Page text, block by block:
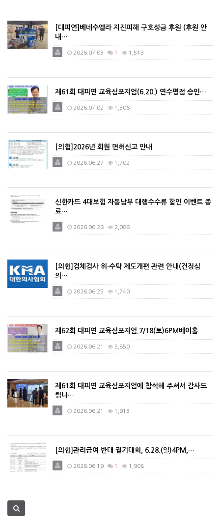
[대피연]베네수엘라 지진피해 구호성금 후원 (후원 안
내…
2026.07.03 1 1,513
제61회 대피연 교육심포지엄(6.20.) 연수평점 승인…
2026.07.02 1,506
[의협]2026년 회원 면허신고 안내
2026.06.27 1,702
신한카드 4대보험 자동납부 대행수수류 할인 이벤트 종
료…
2026.06.26 2,086
[의협]검체검사 위·수탁 제도개편 관련 안내(건정심
의…
2026.06.25 1,740
제62회 대피연 교육심포지엄.7/18(토)6PM베어홀
2026.06.21 3,850
제61회 대피연 교육심포지엄에 참석해 주셔서 감사드
립니…
2026.06.21 1,913
[의협]관리급여 반대 궐기대회, 6.28.(일)4PM,…
2026.06.19 1 1,908